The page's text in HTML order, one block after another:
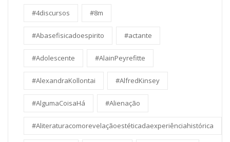
#4discursos #8m
#Abasefisicadoespirito #actante
#Adolescente #AlainPeyrefitte
#AlexandraKollontai #AlfredKinsey
#AlgumaCoisaHá #Alienação
#Aliteraturacomorevelaçãoestéticadaexperiênciahistórica